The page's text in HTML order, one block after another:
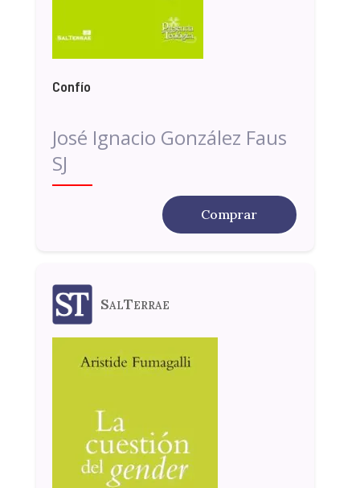
Confío
José Ignacio González Faus
SJ
Comprar
SalTerrae